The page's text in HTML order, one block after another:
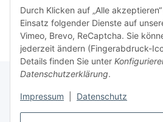
Durch Klicken auf „Alle
Einsatz folgender Dienste auf
Vimeo, Brevo, ReCaptcha. Sie
jederzeit ändern (Fingerabdruck-
Details finden Sie unter
Datenschutzerklärung.
Impressum Datenschutz
Kategorien